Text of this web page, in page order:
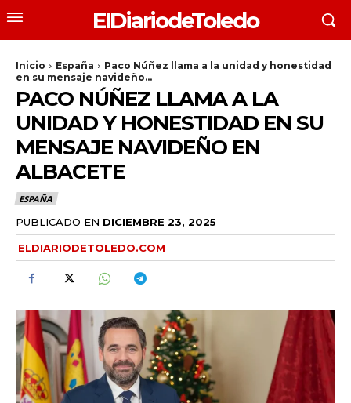
ElDiariodeToledo
Inicio España
Paco Núñez llama a la unidad y honestidad
en su mensaje navideño...
PACO NÚÑEZ LLAMA A LA
UNIDAD Y HONESTIDAD EN SU
MENSAJE NAVIDEÑO EN
ALBACETE
ESPAÑA
PUBLICADO EN DICIEMBRE 23, 2025
ELDIARIODETOLEDO.COM